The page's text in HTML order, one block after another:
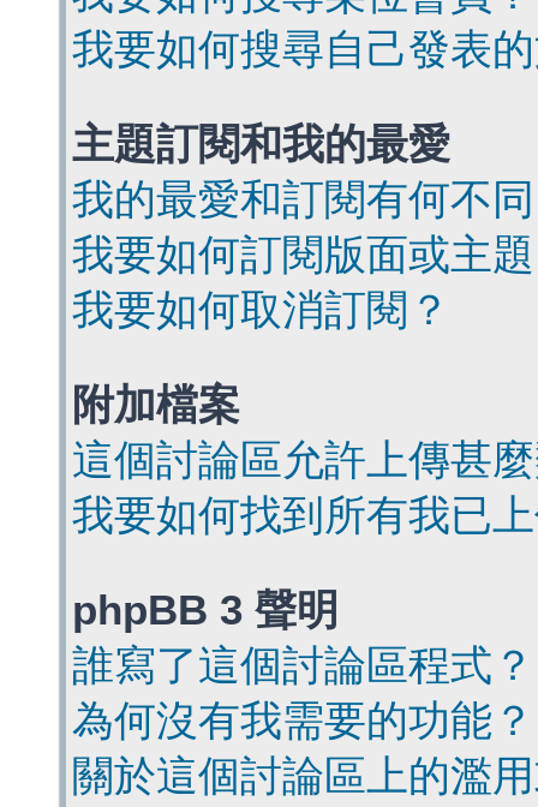
我要如何搜尋自己發表
主題訂閱和我的最愛
我的最愛和訂閱有何不
我要如何訂閱版面或主
我要如何取消訂閱？
附加檔案
這個討論區允許上傳甚
我要如何找到所有我已
phpBB 3 聲明
誰寫了這個討論區程式？
為何沒有我需要的功能？
關於這個討論區上的濫